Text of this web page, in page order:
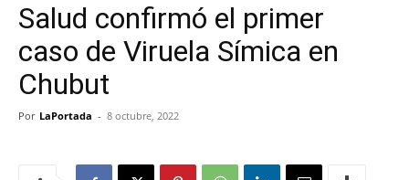
Salud confirmó el primer
caso de Viruela Símica en
Chubut
Por LaPortada - 8 octubre, 2022